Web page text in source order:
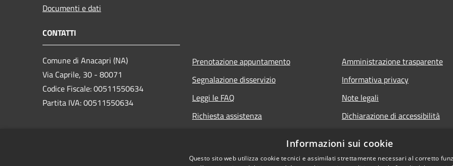
Documenti e dati
CONTATTI
Comune di Anacapri (NA)
Via Caprile, 30 - 80071
Codice Fiscale: 00511550634
Partita IVA: 00511550634
Prenotazione appuntamento
Segnalazione disservizio
Leggi le FAQ
Richiesta assistenza
Amministrazione trasparente
Informativa privacy
Note legali
Dichiarazione di accessibilità
Informazioni sui cookie
Questo sito web utilizza cookie tecnici e assimilati strettamente necessari al corretto